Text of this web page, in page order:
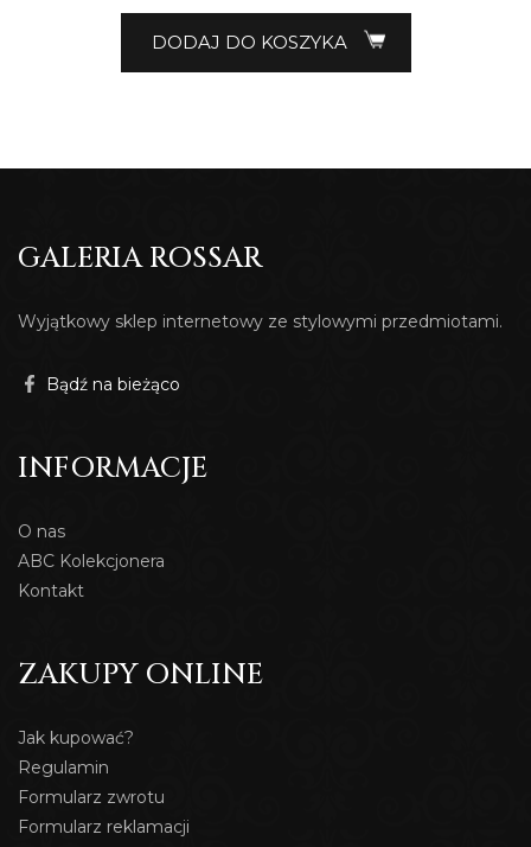
DODAJ DO KOSZYKA
GALERIA ROSSAR
Wyjątkowy sklep internetowy ze stylowymi przedmiotami.
Bądź na bieżąco
INFORMACJE
O nas
ABC Kolekcjonera
Kontakt
ZAKUPY ONLINE
Jak kupować?
Regulamin
Formularz zwrotu
Formularz reklamacji